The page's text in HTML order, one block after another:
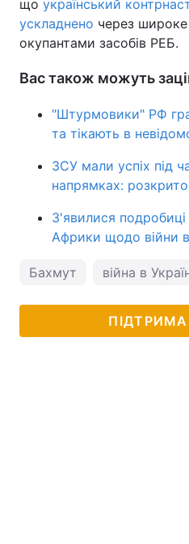
що український
ускладнено через
окупантами засобів РЕБ.
Вас також можуть
"Штурмовики" РФ
та тікають в
ЗСУ мали успіх під
напрямках: розкрито
З'явилися
Африки щодо війни в
Бахмут війна в